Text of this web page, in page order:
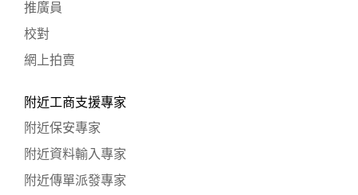
推廣員
校對
網上拍賣
附近工商支援專家
附近保安專家
附近資料輸入專家
附近傳單派發專家